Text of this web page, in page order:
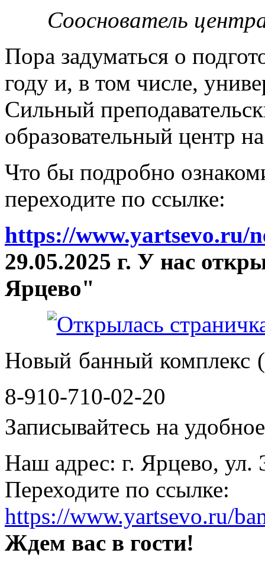
Сооснователь
Пора задуматься о
году и, в том числе,
Сильный
образовательный центр
Что бы подробно
переходите по ссылке:
https://www.yartsevo.ru/
29.05.2025 г. У нас
Ярцево"
Новый банный комплекс
8-910-710-02-20
Записывайтесь на
Наш адрес: г. Ярцево, ул.
Переходите по ссылке:
https://www.yartsevo.ru/
Ждем вас в гости!